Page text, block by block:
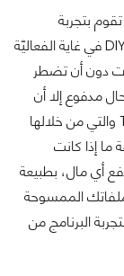
بتجربة
Seagate Recovery Software وهو برنامج DIY في غاية الفعاليّة
دون أن تضطر
مدفوع إلا أن
seagate توفّر منه نسحة تجريبية Trial Version والتي من خلالها
إذا كانت
أي مال، بطبيعة
ملفاتك الممسوحة